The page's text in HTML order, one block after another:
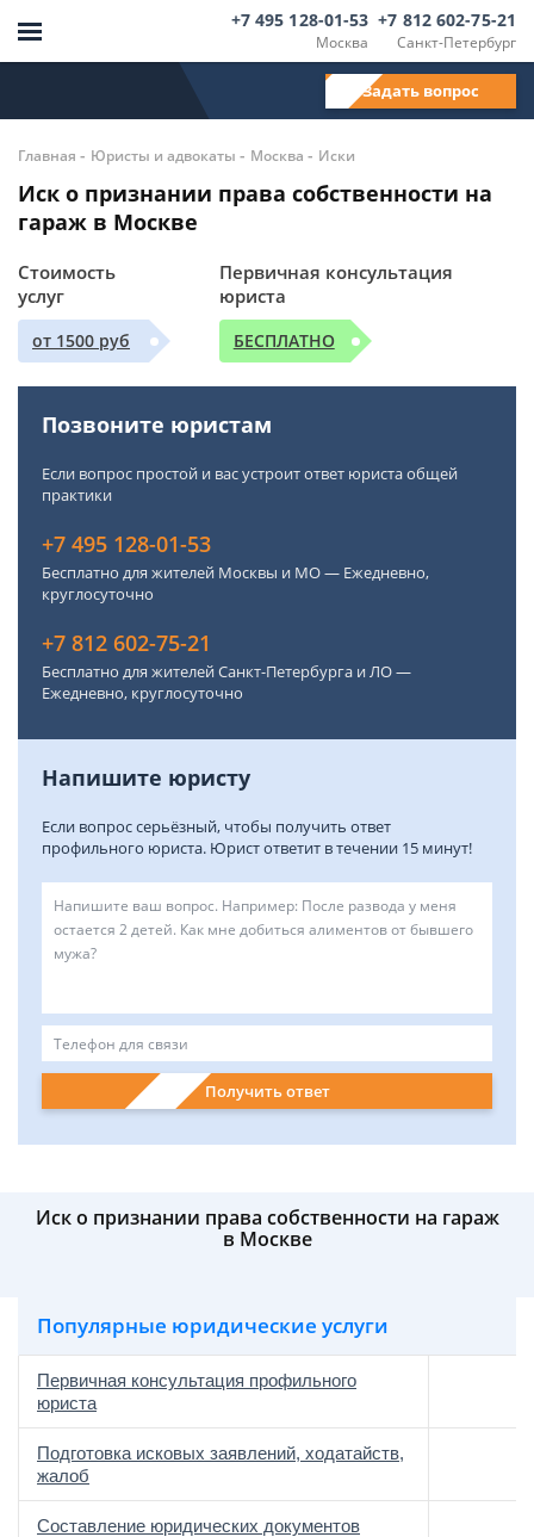
Москва
+7 495 128-01-53
Санкт-Петербург
+7 812 602-75-21
Задать вопрос
Главная - Юристы и адвокаты - Москва - Иски
Иск о признании права собственности на
гараж в Москве
Стоимость
услуг
от 1500 руб
Первичная консультация
юриста
БЕСПЛАТНО
Позвоните юристам
Если вопрос простой и вас устроит ответ юриста общей
практики
+7 495 128-01-53
Бесплатно для жителей Москвы и МО — Ежедневно,
круглосуточно
+7 812 602-75-21
Бесплатно для жителей Санкт-Петербурга и ЛО —
Ежедневно, круглосуточно
Напишите юристу
Если вопрос серьёзный, чтобы получить ответ
профильного юриста. Юрист ответит в течении 15 минут!
Получить ответ
Иск о признании права собственности на гараж
в Москве
Популярные юридические услуги
Первичная консультация профильного
юриста
Подготовка исковых заявлений, ходатайств,
жалоб
Составление юридических документов